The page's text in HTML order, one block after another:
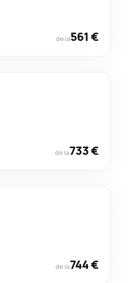
de la561 €
de la733 €
de la744 €